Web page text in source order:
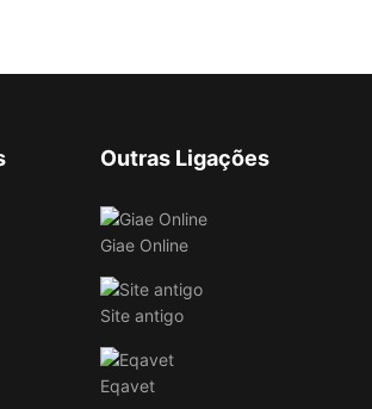
Outras Ligações
Giae Online
Site antigo
Eqavet